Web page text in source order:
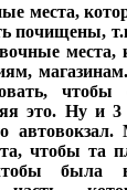
места,
почищены,
места,
чтобы
это. Ну и
чтобы та
была в